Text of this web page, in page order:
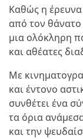
Καθώς η
από τον
μια ολόκληρη
και αθέατες
Με
και έντονο
συνθέτει ένα
τα όρια
και την